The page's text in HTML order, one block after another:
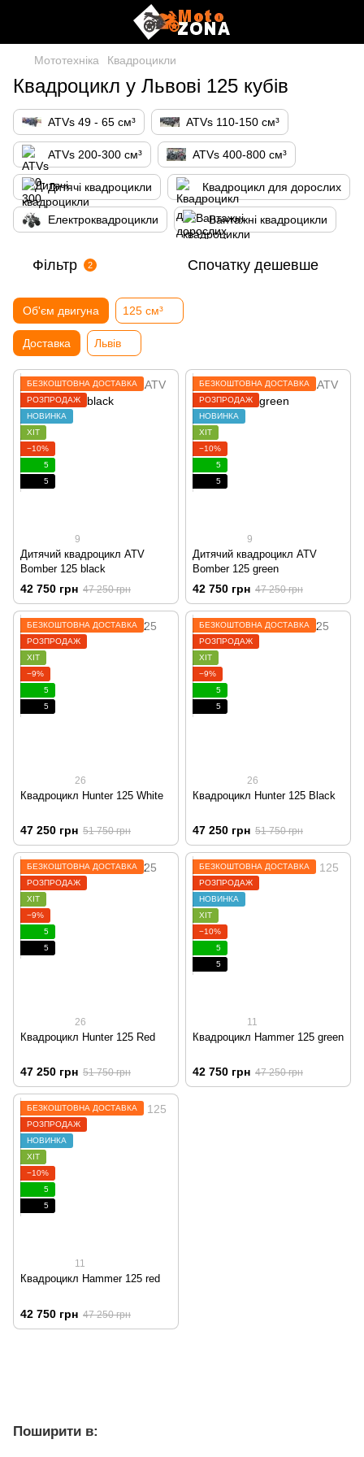
Мототехніка Квадроцикли
Квадроцикл у Львові 125 кубів
ATVs 49 - 65 см³ ATVs 110-150 см³
ATVs 200-300 см³ ATVs 400-800 см³
Дитячі квадроцикли Квадроцикл для дорослих
Електроквадроцикли Вантажні квадроцикли
Фільтр 2 Спочатку дешевше
Об'єм двигуна 125 см³
Доставка Львів
БЕЗКОШТОВНА ДОСТАВКА
РОЗПРОДАЖ
НОВИНКА
ХІТ
−10%
5
5
9
Дитячий квадроцикл ATV
Bomber 125 black
42 750 грн 47 250 грн
БЕЗКОШТОВНА ДОСТАВКА
РОЗПРОДАЖ
НОВИНКА
ХІТ
−10%
5
5
9
Дитячий квадроцикл ATV
Bomber 125 green
42 750 грн 47 250 грн
БЕЗКОШТОВНА ДОСТАВКА
РОЗПРОДАЖ
ХІТ
−9%
5
5
26
Квадроцикл Hunter 125 White
47 250 грн 51 750 грн
БЕЗКОШТОВНА ДОСТАВКА
РОЗПРОДАЖ
ХІТ
−9%
5
5
26
Квадроцикл Hunter 125 Black
47 250 грн 51 750 грн
БЕЗКОШТОВНА ДОСТАВКА
РОЗПРОДАЖ
ХІТ
−9%
5
5
26
Квадроцикл Hunter 125 Red
47 250 грн 51 750 грн
БЕЗКОШТОВНА ДОСТАВКА
РОЗПРОДАЖ
НОВИНКА
ХІТ
−10%
5
5
11
Квадроцикл Hammer 125 green
42 750 грн 47 250 грн
БЕЗКОШТОВНА ДОСТАВКА
РОЗПРОДАЖ
НОВИНКА
ХІТ
−10%
5
5
11
Квадроцикл Hammer 125 red
42 750 грн 47 250 грн
Поширити в: